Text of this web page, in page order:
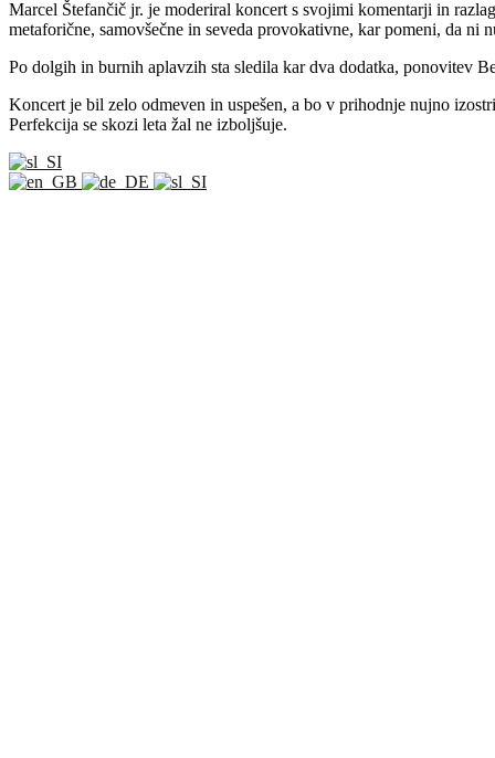
Marcel Štefančič jr. je moderiral koncert s svojimi komentarji in
metaforične, samovšečne in seveda provokativne, kar pomeni, da
Po dolgih in burnih aplavzih sta sledila kar dva dodatka, ponovitev
Koncert je bil zelo odmeven in uspešen, a bo v prihodnje nujno
Perfekcija se skozi leta žal ne izboljšuje.